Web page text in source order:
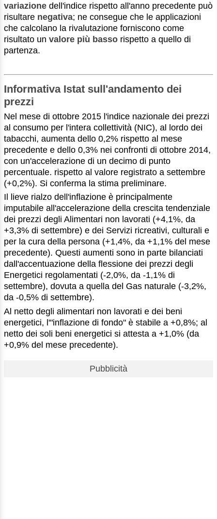
variazione dell'indice rispetto all'anno precedente può
risultare negativa; ne consegue che le applicazioni
che calcolano la rivalutazione forniscono come
risultato un valore più basso rispetto a quello di
partenza.
Informativa Istat sull'andamento dei
prezzi
Nel mese di ottobre 2015 l'indice nazionale dei prezzi
al consumo per l'intera collettività (NIC), al lordo dei
tabacchi, aumenta dello 0,2% rispetto al mese
precedente e dello 0,3% nei confronti di ottobre 2014,
con un'accelerazione di un decimo di punto
percentuale. rispetto al valore registrato a settembre
(+0,2%). Si conferma la stima preliminare.
Il lieve rialzo dell'inflazione è principalmente
imputabile all'accelerazione della crescita tendenziale
dei prezzi degli Alimentari non lavorati (+4,1%, da
+3,3% di settembre) e dei Servizi ricreativi, culturali e
per la cura della persona (+1,4%, da +1,1% del mese
precedente). Questi aumenti sono in parte bilanciati
dall'accentuazione della flessione dei prezzi degli
Energetici regolamentati (-2,0%, da -1,1% di
settembre), dovuta a quella del Gas naturale (-3,2%,
da -0,5% di settembre).
Al netto degli alimentari non lavorati e dei beni
energetici, l'"inflazione di fondo" è stabile a +0,8%; al
netto dei soli beni energetici si attesta a +1,0% (da
+0,9% del mese precedente).
Pubblicità